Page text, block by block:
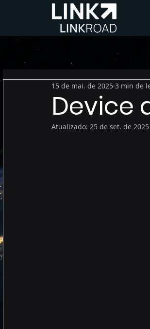
Device
15 de mai. de 2025 3 min de
Atualizado: 25 de set. de 2025